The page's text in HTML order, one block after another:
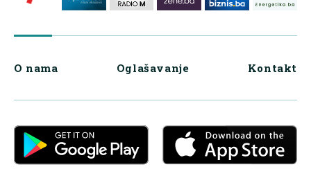
O nama Oglašavanje Kontakt